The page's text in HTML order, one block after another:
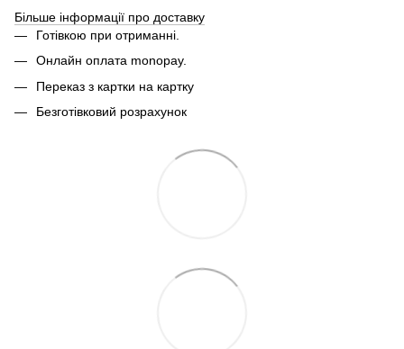
Більше інформації про доставку
Готівкою при отриманні.
Онлайн оплата monopay.
Переказ з картки на картку
Безготівковий розрахунок